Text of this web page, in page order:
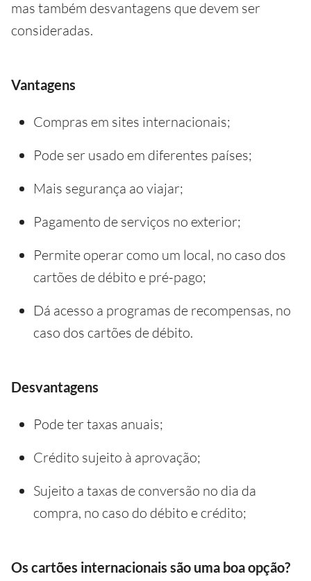
mas também desvantagens que devem ser
consideradas.
Vantagens
Compras em sites internacionais;
Pode ser usado em diferentes países;
Mais segurança ao viajar;
Pagamento de serviços no exterior;
Permite operar como um local, no caso dos
cartões de débito e pré-pago;
Dá acesso a programas de recompensas, no
caso dos cartões de débito.
Desvantagens
Pode ter taxas anuais;
Crédito sujeito à aprovação;
Sujeito a taxas de conversão no dia da
compra, no caso do débito e crédito;
Os cartões internacionais são uma boa opção?